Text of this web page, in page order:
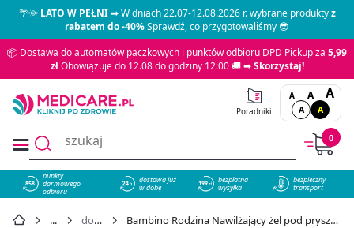
🌴🌞LATO W PEŁNI➡ W dniach 22.07-12.08.2026 r. wybrane produktyz
rabatem do -40%Sprawdź, co przygotowaliśmy 😎
📦 Dostawa do automatów paczkowych i punktów odbioru DPD Pickup za 5,99
złObowiązuje do 12.08 do godziny 12:00 🚚 ➡Skorzystaj!
Poradniki
A A A
A A
0
858
punkty
darmowego
odbioru
dostawa już
w dobę
bezpłatna
wysyłka
bezpieczny
transport
do kąpieli Bambino Rodzina Nawilżający żel pod prysznic Refill, 900 ml - cena 22,39 zł